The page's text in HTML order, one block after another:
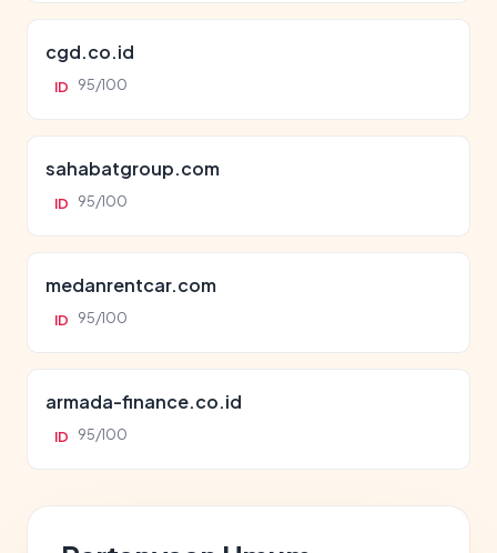
cgd.co.id
ID 95/100
sahabatgroup.com
ID 95/100
medanrentcar.com
ID 95/100
armada-finance.co.id
ID 95/100